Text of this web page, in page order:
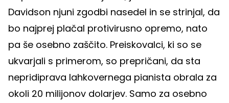
Davidson njuni zgodbi nasedel in se strinjal, da
bo najprej plačal protivirusno opremo, nato
pa še osebno zaščito. Preiskovalci, ki so se
ukvarjali s primerom, so prepričani, da sta
nepridiprava lahkovernega pianista obrala za
okoli 20 milijonov dolarjev. Samo za osebno